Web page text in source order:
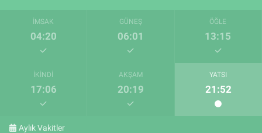
İMSAK
04:20
GÜNEŞ
06:01
ÖĞLE
13:15
İKINDI
17:06
AKŞAM
20:19
YATSI
21:52
Aylık Vakitler